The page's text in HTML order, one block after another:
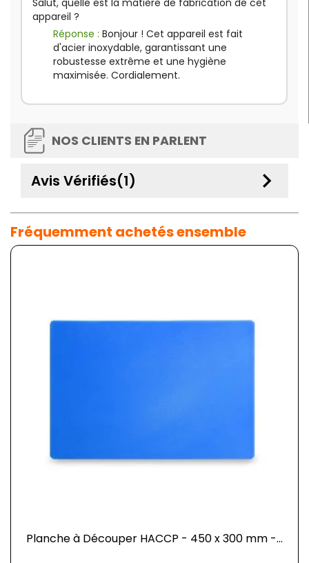
appareil ?
Réponse : Bonjour ! Cet appareil est fait
d'acier inoxydable, garantissant une
robustesse extrême et une hygiène
maximisée. Cordialement.
NOS CLIENTS EN PARLENT
Avis Vérifiés(1) keyboard_arrow_down
Fréquemment achetés ensemble
Planche à Découper HACCP - 450 x 300 mm -...